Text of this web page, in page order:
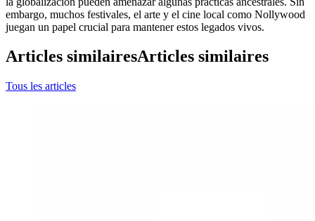
embargo, muchos festivales, el arte y el cine local como Nollywood
juegan un papel crucial para mantener estos legados vivos.
Articles similairesArticles similaires
Tous les articles